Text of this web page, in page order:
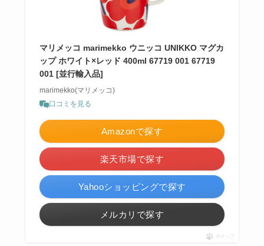
マリメッコ marimekko ウニッコ UNIKKO マグカ
ップ ホワイト×レッド 400ml 67719 001 67719
001 [並行輸入品]
marimekko(マリメッコ)
口コミを見る
Amazonで探す
楽天市場で探す
Yahooショッピングで探す
メルカリで探す
ポチップ